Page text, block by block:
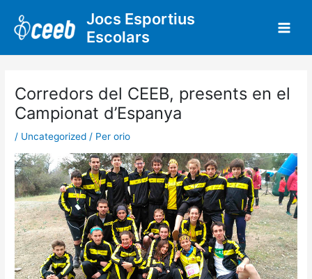
contingut
Jocs Esportius
Escolars
Corredors del CEEB, presents en el
Campionat d’Espanya
/ Uncategorized / Per orio